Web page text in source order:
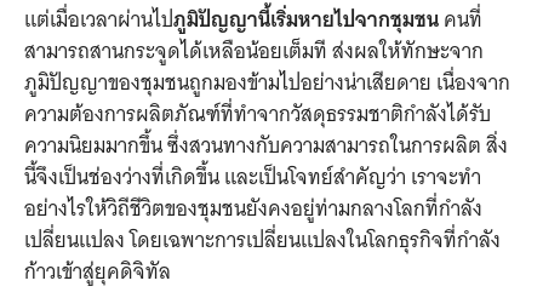
แต่เมื่อเวลาผ่านไปภูมิปัญญานี้เริ่มหายไปจากชุมชนคนที่
สามารถสานกระจูดได้เหลือน้อยเต็มที ส่งผลให้ทักษะจาก
ภูมิปัญญาของชุมชนถูกมองข้ามไปอย่างน่าเสียดาย เนื่องจาก
ความต้องการผลิตภัณฑ์ที่ทำจากวัสดุธรรมชาติกำลังได้รับ
ความนิยมมากขึ้น ซึ่งสวนทางกับความสามารถในการผลิต สิ่ง
นี้จึงเป็นช่องว่างที่เกิดขึ้น และเป็นโจทย์สำคัญว่า เราจะทำ
อย่างไรให้วิถีชีวิตของชุมชนยังคงอยู่ท่ามกลางโลกที่กำลัง
เปลี่ยนแปลง โดยเฉพาะการเปลี่ยนแปลงในโลกธุรกิจที่กำลัง
ก้าวเข้าสู่ยุคดิจิทัล